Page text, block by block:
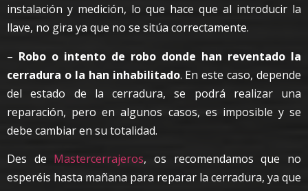
instalación y medición, lo que hace que al introducir la
llave, no gira ya que no se sitúa correctamente.
– Robo o intento de robo donde han reventado la
cerradura o la han inhabilitado. En este caso, depende
del estado de la cerradura, se podrá realizar una
reparación, pero en algunos casos, es imposible y se
debe cambiar en su totalidad.
Des de Mastercerrajeros, os recomendamos que no
esperéis hasta mañana para reparar la cerradura, ya que